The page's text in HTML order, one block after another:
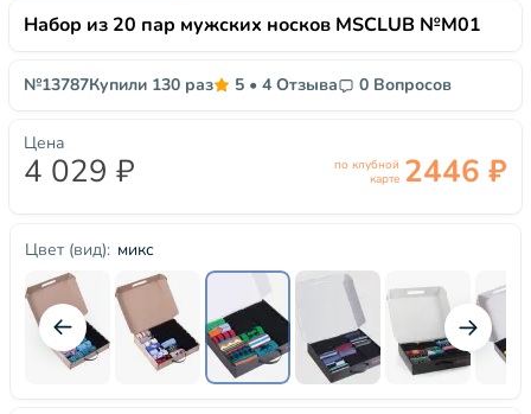
Набор из 20 пар мужских носков MSCLUB №М01
№13787Купили 130 раз 5 • 4 Отзыва 0 Вопросов
Цвет (вид): микс
Цена
4 029 ₽
по клубной
карте 2446 ₽